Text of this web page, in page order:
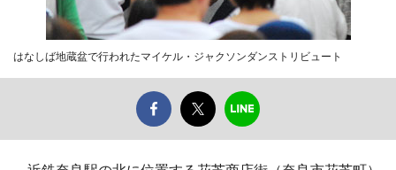
はなしば地蔵盆で行われたマイケル・ジャクソンダンストリビュート